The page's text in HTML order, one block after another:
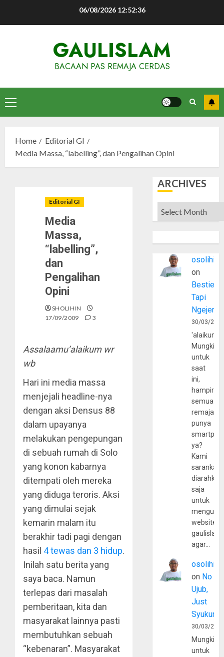
06/08/2026 12:52:37
GAULISLAM
BACAAN PAS REMAJA CERDAS
Primary
Menu
Home
Editorial GI
Media Massa, “labelling”, dan Pengalihan Opini
Editorial GI
Media
Massa,
“labelling”,
dan
Pengalihan
Opini
SHOLIHIN
17/09/2009
3
Assalaamu’alaikum wr
wb
Hari ini media massa
menjejali headline-nya
dengan aksi Densus 88
dalam upayanya
melakukan pengepungan
di sebuah rumah di Solo
yang konon kabarnya
ditempati oleh mereka
yang diduga teroris. Aksi
yang dimulai sejak
kemarin malam itu
berakhir tadi pagi dengan
hasil 4 tewas dan 3 hidup.
Inilah satu berita yang
saya baca. Namun
terlepas dari masalah
pemberitaan, kita dan
masyarakat lainnya pasti
membutuhkan sebuah
“kebenaran”. Masyarakat
ARCHIVES
Archives
osolihin
on
Bestie
Tapi
30/03/
Mungkin
untuk
saat
ini,
hampir
semua
remaja
punya
ya?
Kami
sarankan,
diarahkan
saja
untuk
website
agar…
osolihin
on No
Ujub,
Just
Syukur
30/03/
Mungkin
untuk